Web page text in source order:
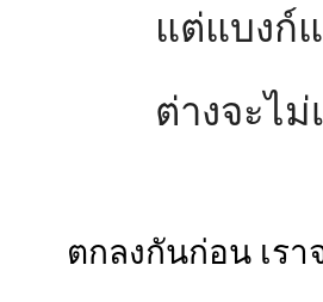
แต่แบงก์
ต่างจะไ
ตกลงกันก่อน เรา